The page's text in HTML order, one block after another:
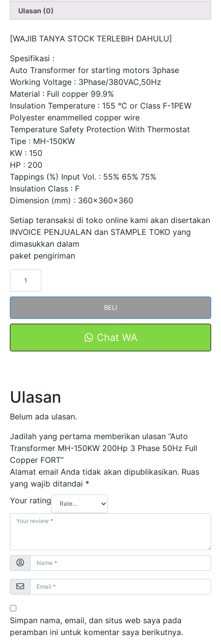
Ulasan (0)
[WAJIB TANYA STOCK TERLEBIH DAHULU]
Spesifikasi :
Auto Transformer for starting motors 3phase
Working Voltage : 3Phase/380VAC,50Hz
Material : Full copper 99.9%
Insulation Temperature : 155 °C or Class F-1PEW
Polyester enammelled copper wire
Temperature Safety Protection With Thermostat
Tipe : MH-150KW
KW : 150
HP : 200
Tappings (%) Input Vol. : 55% 65% 75%
Insulation Class : F
Dimension (mm) : 360x360x360
Setiap teransaksi di toko online kami akan disertakan
INVOICE PENJUALAN dan STAMPLE TOKO yang
dimasukkan dalam
paket pengiriman
Transformer
150KW
Copper
FORT
BELI
Chat WA
Ulasan
Belum ada ulasan.
Jadilah yang pertama memberikan ulasan “Auto
Transformer MH-150KW 200Hp 3 Phase 50Hz Full
Copper FORT”
Alamat email Anda tidak akan dipublikasikan. Ruas
yang wajib ditandai *
Your rating
Simpan nama, email, dan situs web saya pada
peramban ini untuk komentar saya berikutnya.